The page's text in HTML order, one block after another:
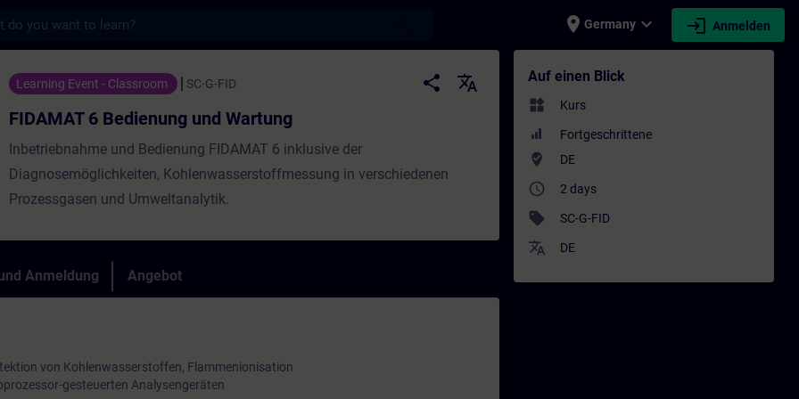
place Germany expand_more login Anmelden
und Wartung - Training - Schulung - Weiterbildung | SITRAIN
Learning Event - Classroom SC-G-FID share
translate
FIDAMAT 6 Bedienung und Wartung
Inbetriebnahme und Bedienung FIDAMAT 6 inklusive der
Diagnosemöglichkeiten, Kohlenwasserstoffmessung in verschiedenen
Prozessgasen und Umweltanalytik.
Anmeldung Angebot
von Kohlenwasserstoffen, Flammenionisation
gesteuerten Analysengeräten
Auf einen Blick
widgets Kurs
Fortgeschrittene
where_to_vote DE
access_time 2 days
sell SC-G-FID
translate DE